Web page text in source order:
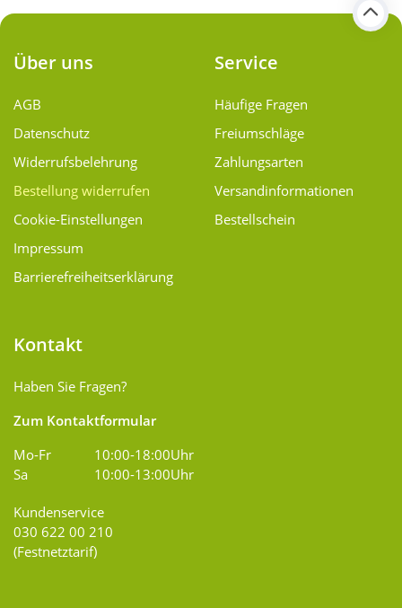
Über uns
AGB
Datenschutz
Widerrufsbelehrung
Bestellung widerrufen
Cookie-Einstellungen
Impressum
Barrierefreiheitserklärung
Service
Häufige Fragen
Freiumschläge
Zahlungsarten
Versand­informationen
Bestellschein
Kontakt
Haben Sie Fragen?
Zum Kontaktformular
Mo-Fr
10:00-18:00Uhr
Sa
10:00-13:00Uhr
Kundenservice
030 622 00 210
(Festnetztarif)